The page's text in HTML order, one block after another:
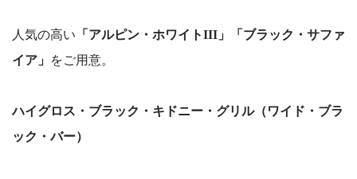
人気の高い 「アルピン・ホワイトIII 」「ブラック・サファ
イア 」 をご用意。
ハイグロス・ブラック・キドニー・グリル（ワイド・ブラ
ック・バー）